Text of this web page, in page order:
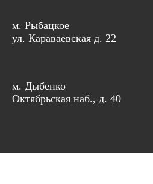
м. Рыбацкое
ул. Караваевская д. 22
м. Дыбенко
Октябрьская наб., д. 40